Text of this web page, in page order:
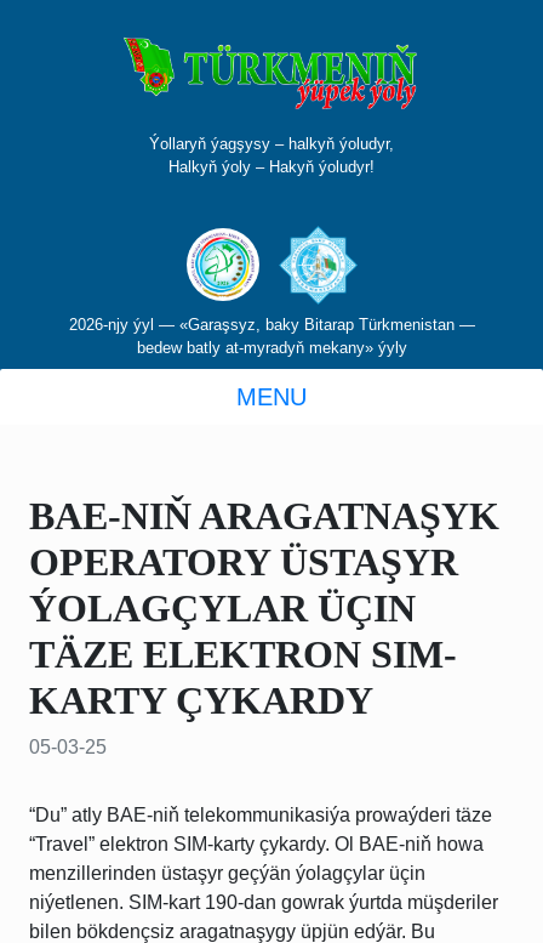
Ýollaryň ýagşysy – halkyň ýoludyr,
Halkyň ýoly – Hakyň ýoludyr!
2026-njy ýyl — «Garaşsyz, baky Bitarap Türkmenistan —
bedew batly at-myradyň mekany» ýyly
MENU
BAE-NIŇ ARAGATNAŞYK
OPERATORY ÜSTAŞYR
ÝOLAGÇYLAR ÜÇIN
TÄZE ELEKTRON SIM-
KARTY ÇYKARDY
05-03-25
“Du” atly BAE-niň telekommunikasiýa prowaýderi täze
“Travel” elektron SIM-karty çykardy. Ol BAE-niň howa
menzillerinden üstaşyr geçýän ýolagçylar üçin
niýetlenen. SIM-kart 190-dan gowrak ýurtda müşderiler
bilen bökdençsiz aragatnaşygy üpjün edýär. Bu